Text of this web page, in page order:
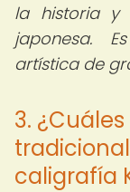
la historia y
japonesa.
artística de
3.
caligrafía